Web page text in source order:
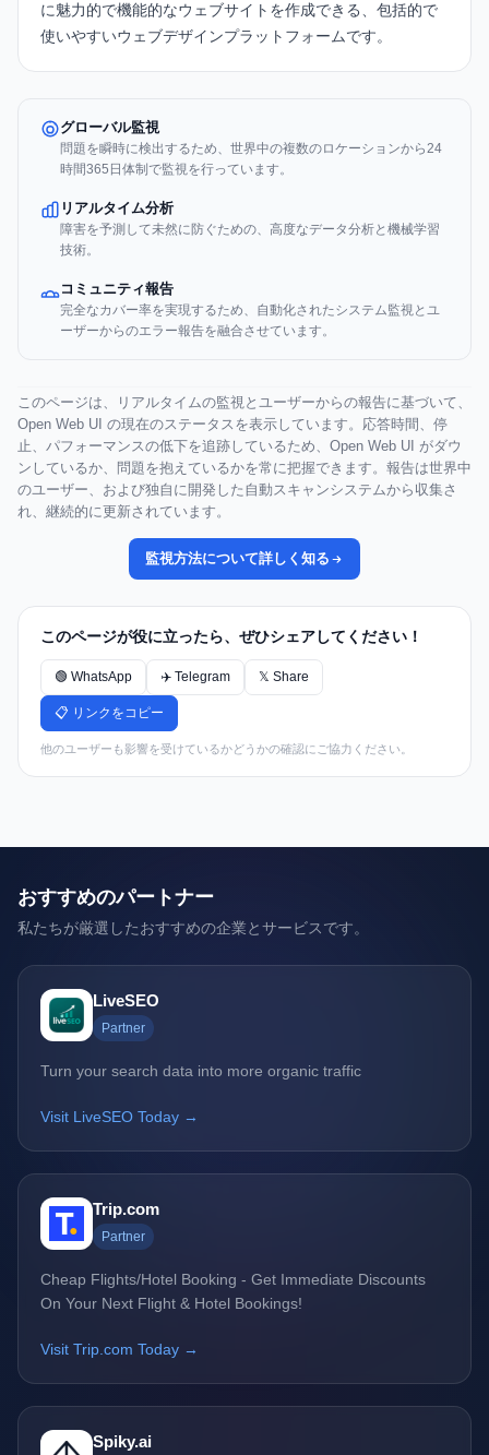
に魅力的で機能的なウェブサイトを作成できる、包括的で
使いやすいウェブデザインプラットフォームです。
グローバル監視
問題を瞬時に検出するため、世界中の複数のロケーションから24
時間365日体制で監視を行っています。
リアルタイム分析
障害を予測して未然に防ぐための、高度なデータ分析と機械学習
技術。
コミュニティ報告
完全なカバー率を実現するため、自動化されたシステム監視とユ
ーザーからのエラー報告を融合させています。
このページは、リアルタイムの監視とユーザーからの報告に基づいて、
Open Web UI の現在のステータスを表示しています。応答時間、停
止、パフォーマンスの低下を追跡しているため、Open Web UI がダウ
ンしているか、問題を抱えているかを常に把握できます。報告は世界中
のユーザー、および独自に開発した自動スキャンシステムから収集さ
れ、継続的に更新されています。
監視方法について詳しく知る
このページが役に立ったら、ぜひシェアしてください！
🟢 WhatsApp ✈️ Telegram 𝕏 Share
📋 リンクをコピー
他のユーザーも影響を受けているかどうかの確認にご協力ください。
おすすめのパートナー
私たちが厳選したおすすめの企業とサービスです。
LiveSEO
Partner
Turn your search data into more organic traffic
Visit LiveSEO Today →
Trip.com
Partner
Cheap Flights/Hotel Booking - Get Immediate Discounts
On Your Next Flight & Hotel Bookings!
Visit Trip.com Today →
Spiky.ai